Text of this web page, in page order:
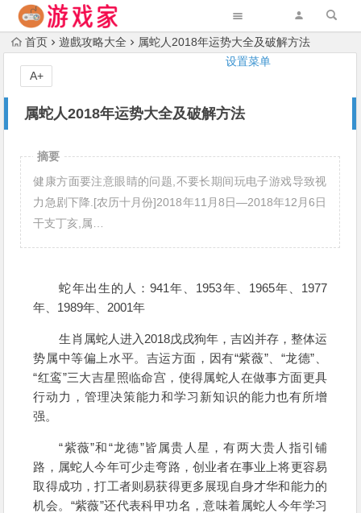
设置菜单
首页 遊戲攻略大全 属蛇人2018年运势大全及破解方法
属蛇人2018年运势大全及破解方法
A+
摘要
健康方面要注意眼睛的问题,不要长期间玩电子游戏导致视
力急剧下降.[农历十月份]2018年11月8日—2018年12月6日
干支丁亥,属…
蛇年出生的人：941年、1953年、1965年、1977
年、1989年、2001年
生肖属蛇人进入2018戊戌狗年，吉凶并存，整体运
势属中等偏上水平。吉运方面，因有“紫薇”、“龙德”、
“红鸾”三大吉星照临命宫，使得属蛇人在做事方面更具
行动力，管理决策能力和学习新知识的能力也有所增
强。
“紫薇”和“龙德”皆属贵人星，有两大贵人指引铺
路，属蛇人今年可少走弯路，创业者在事业上将更容易
取得成功，打工者则易获得更多展现自身才华和能力的
机会。“紫薇”还代表科甲功名，意味着属蛇人今年学习